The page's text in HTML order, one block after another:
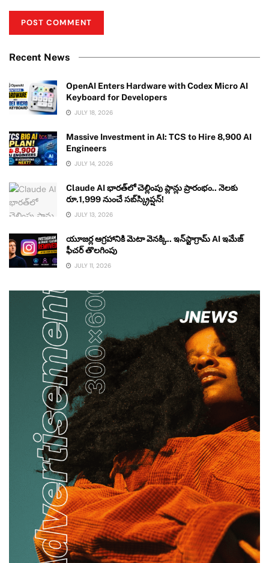
Recent News
OpenAI Enters Hardware with Codex Micro AI
Keyboard for Developers
JULY 18, 2026
Massive Investment in AI: TCS to Hire 8,900 AI
Engineers
JULY 14, 2026
Claude AI భారత్‌లో చెల్లింపు ప్లాన్లు ప్రారంభం.. నెలకు
రూ.1,999 నుంచే సబ్‌స్క్రిప్షన్!
JULY 13, 2026
యూజర్ల ఆగ్రహానికి మెటా వెనక్కి.. ఇన్‌స్టాగ్రామ్ AI ఇమేజ్
ఫీచర్ తొలగింపు
JULY 11, 2026